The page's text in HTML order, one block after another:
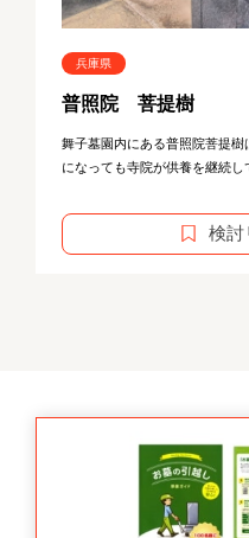
兵庫県
普照院 菩提樹
舞子墓園内にある普照院菩提
になっても寺院が供養を継続
検討